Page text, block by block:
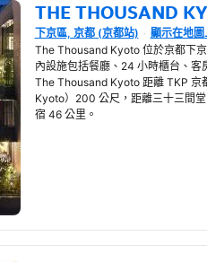
THE THOUSAND
在新視窗開啟
下京區, 京都 (京都站) 顯示在地圖
The Thousand Kyoto 位於京都下
內設施包括餐廳、24 小時櫃台、客
The Thousand Kyoto 距離 TKP 京
Kyoto）200 公尺，距離三十三間
宿 46 公里。